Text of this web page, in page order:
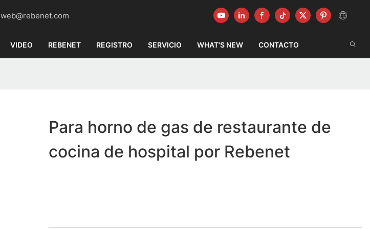
web@rebenet.com
VIDEO REBENET REGISTRO SERVICIO WHAT'S NEW CONTACTO
Para horno de gas de restaurante de
cocina de hospital por Rebenet